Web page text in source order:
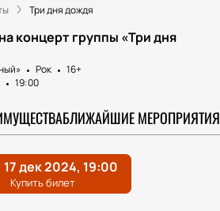
Три дня дождя
концерт группы «Три дня
Рок
16+
19:00
БЛИЖАЙШИЕ МЕРОПРИЯТИЯ